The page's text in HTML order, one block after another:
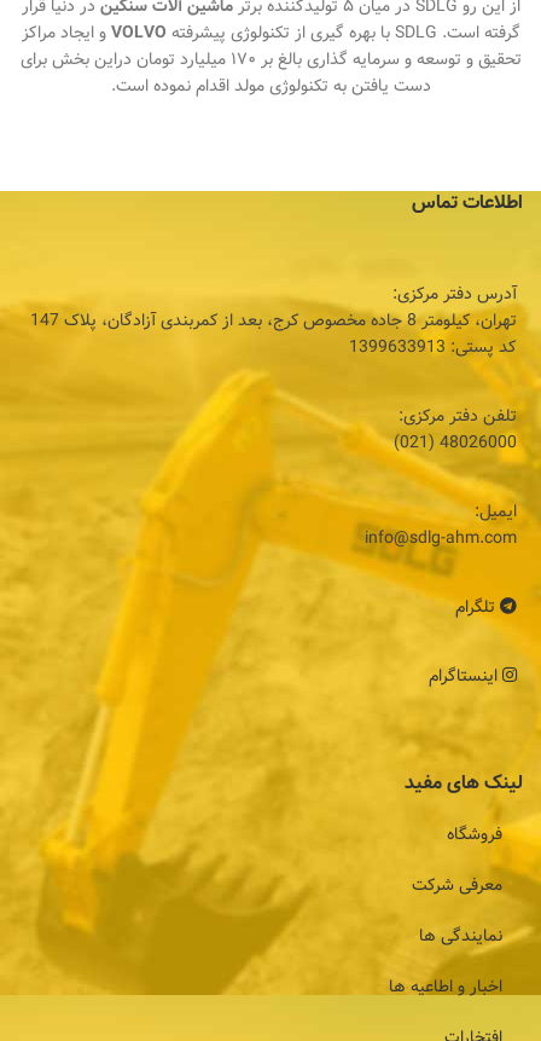
از این رو SDLG در میان ۵ تولیدکننده برتر
ماشین آلات سنگین در دنیا قرار
گرفته است. SDLG با بهره گیری از تکنولوژی پیشرفته
VOLVOو ایجاد مراکز
تحقیق و توسعه و سرمایه گذاری بالغ بر ۱۷۰ میلیارد تومان دراین بخش برای
دست یافتن به تکنولوژی مولد اقدام نموده است.
اطلاعات تماس
آدرس دفتر مرکزی:
تهران، كيلومتر 8 جاده مخصوص كرج، بعد از كمربندی آزادگان، پلاک 147
کد پستی: 1399633913
تلفن دفتر مرکزی:
48026000 (021)
ایمیل:
info@sdlg-ahm.com
تلگرام
اینستاگرام
لینک های مفید
فروشگاه
معرفی شرکت
نمایندگی ها
اخبار و اطاعیه ها